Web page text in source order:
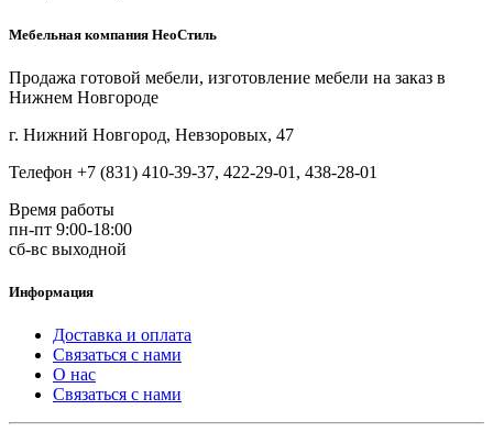
Мебельная компания НеоСтиль
Продажа готовой мебели, изготовление мебели на заказ в
Нижнем Новгороде
г. Нижний Новгород, Невзоровых, 47
Телефон +7 (831) 410-39-37, 422-29-01, 438-28-01
Время работы
пн-пт 9:00-18:00
сб-вс выходной
Информация
Доставка и оплата
Связаться с нами
О нас
Связаться с нами